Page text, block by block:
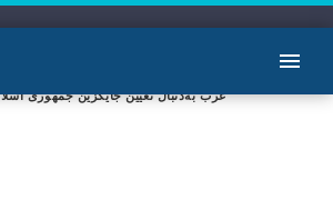
: غرب به‌دنبال تعیین جایگزین جمهوری